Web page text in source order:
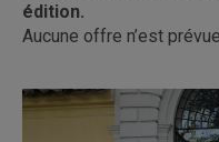
édition.
Aucune offre n’est